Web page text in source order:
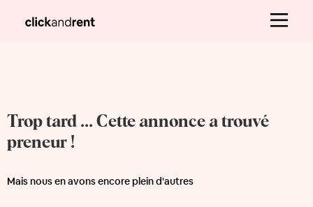
Trop tard ... Cette annonce a trouvé
preneur !
Mais nous en avons encore plein d'autres